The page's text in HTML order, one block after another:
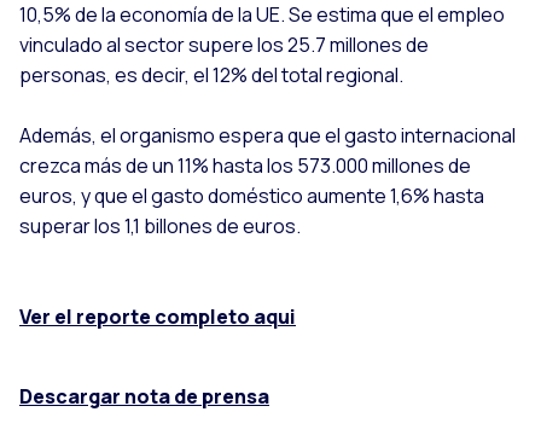
10,5% de la economía de la UE. Se estima que el empleo
vinculado al sector supere los 25.7 millones de
personas, es decir, el 12% del total regional.
Además, el organismo espera que el gasto internacional
crezca más de un 11% hasta los 573.000 millones de
euros, y que el gasto doméstico aumente 1,6% hasta
superar los 1,1 billones de euros.
Ver el reporte completo aqui
Descargar nota de prensa